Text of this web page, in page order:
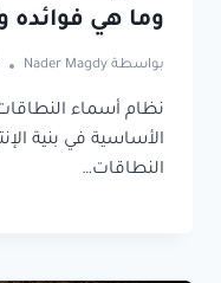
وما هي فوائده
بواسطة Nader Magdy
الأساسية في بنية
النطاقات…